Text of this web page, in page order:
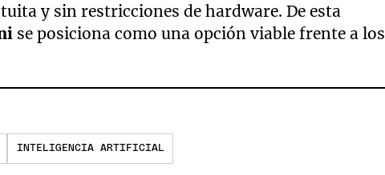
y sin restricciones de hardware. De esta
se posiciona como una opción viable frente a los
INTELIGENCIA ARTIFICIAL